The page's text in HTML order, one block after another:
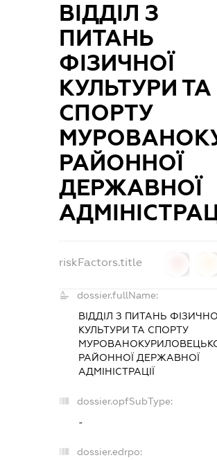
ВІДДІЛ З
ПИТАНЬ
ФІЗИЧНОЇ
КУЛЬТУРИ ТА
СПОРТУ
РАЙОННОЇ
ДЕРЖАВНОЇ
riskFactors.title
dossier.fullName:
ВІДДІЛ З ПИТАНЬ
КУЛЬТУРИ ТА СПОРТУ
РАЙОННОЇ ДЕРЖАВНОЇ
АДМІНІСТРАЦІЇ
dossier.opfSubType:
-
dossier.edrpo: